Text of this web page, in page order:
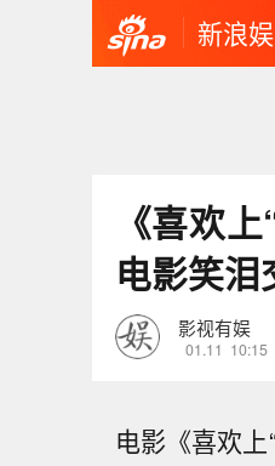
新浪
《喜欢
电影笑泪
影视有娱
01.11 10:15
电影《喜欢